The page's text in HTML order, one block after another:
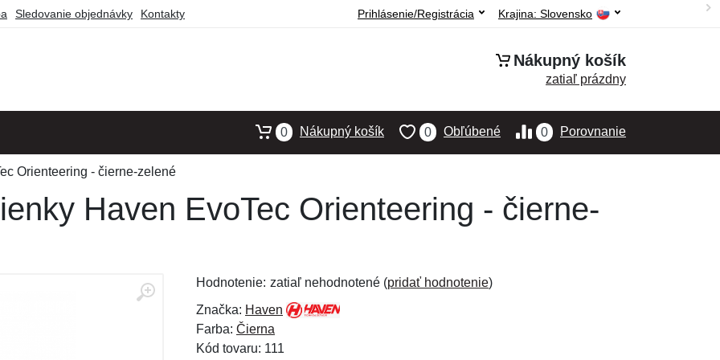
Sledovanie objednávky Kontakty Krajina: Slovensko
Prihlásenie/Registrácia
Nákupný košík
zatiaľ prázdny
0 Porovnanie
0 Obľúbené
0 Nákupný košík
Orienteering - čierne-zelené
Haven EvoTec Orienteering - čierne-
Hodnotenie: zatiaľ nehodnotené (pridať hodnotenie)
Značka: Haven
Farba: Čierna
Kód tovaru: 111